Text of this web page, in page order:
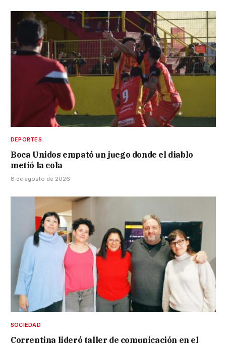
DEPORTES
Boca Unidos empató un juego donde el diablo
metió la cola
8 de agosto de 2026
SOCIEDAD
Correntina lideró taller de comunicación en el